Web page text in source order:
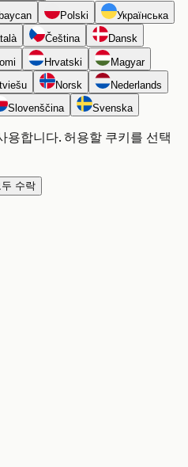
Polski
Українська
Čeština
Dansk
Hrvatski
Magyar
Norsk
Nederlands
Slovenščina Svenska
용합니다. 허용할 쿠키를 선택
두 수락